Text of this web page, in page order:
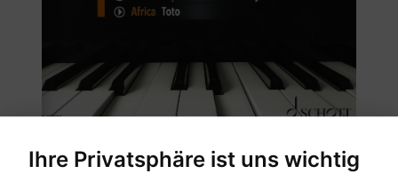
Ihre Privatsphäre ist uns wichtig